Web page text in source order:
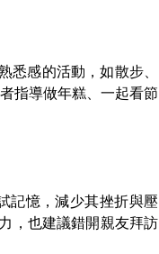
悉感的活動，如散步、
者指導做年糕、一起看節
記憶，減少其挫折與壓
，也建議錯開親友拜訪